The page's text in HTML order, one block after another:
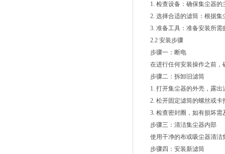
1. 检查设备：确保集尘器的
2. 选择合适的滤筒：根据集
3. 准备工具：准备安装所需
2.2 安装步骤
步骤一：断电
在进行任何安装操作之前，
步骤二：拆卸旧滤筒
1. 打开集尘器的外壳，露出
2. 松开固定滤筒的螺丝或卡
3. 检查密封圈，如有损坏需
步骤三：清洁集尘器内部
使用干净的布或吸尘器清洁
步骤四：安装新滤筒